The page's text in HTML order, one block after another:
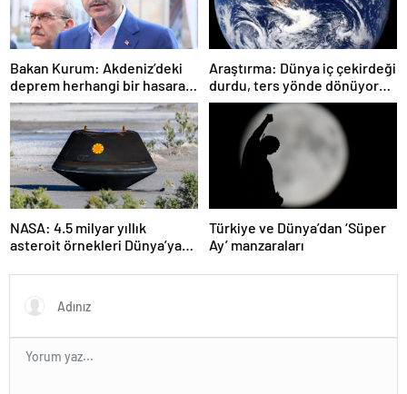
Bakan Kurum: Akdeniz’deki
deprem herhangi bir hasara
neden olmadı
Araştırma: Dünya iç çekirdeği
durdu, ters yönde dönüyor
olabilir
NASA: 4.5 milyar yıllık
asteroit örnekleri Dünya’ya
başlangıcına ışık tutabilir
Türkiye ve Dünya’dan ‘Süper
Ay’ manzaraları